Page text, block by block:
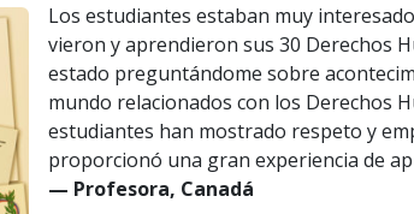
Los estudiantes estaban muy
vieron y aprendieron sus 30 Derechos
estado preguntándome sobre
mundo relacionados con los Derechos
estudiantes han mostrado respeto y
proporcionó una gran experiencia de
— Profesora, Canadá